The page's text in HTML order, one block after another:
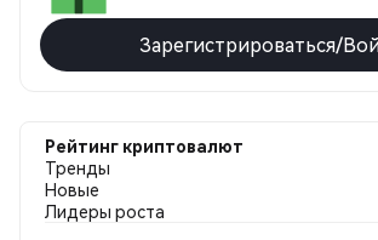
Зарегистрироваться/
Рейтинг криптовалют
Тренды
Новые
Лидеры роста